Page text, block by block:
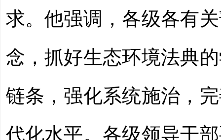
求。他强调，各级各有
念，抓好生态环境法典
链条，强化系统施治，
代化水平。各级领导干